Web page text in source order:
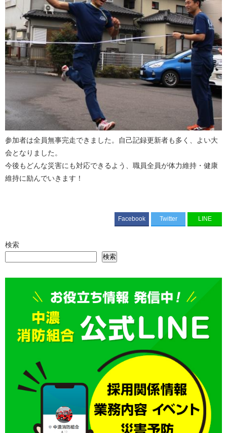
参加者は全員無事完走できました。自己記録更新者も多く、よい大
会となりました。
今後もどんな災害にも対応できるよう、職員全員が体力維持・健康
維持に励んでいきます！
Facebook Twitter LINE
検索
検索